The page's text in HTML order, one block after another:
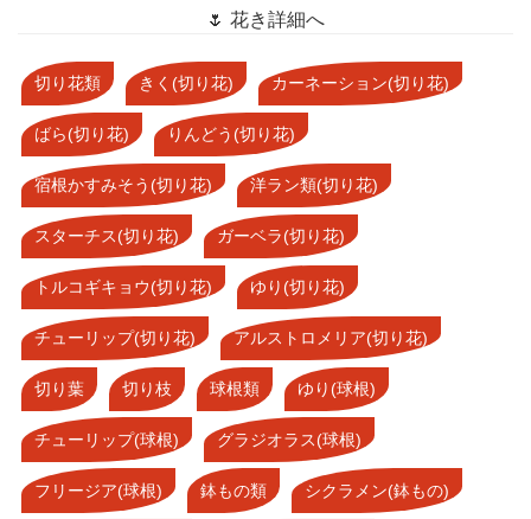
🌷 花き詳細へ
切り花類 きく(切り花) カーネーション(切り花)
ばら(切り花) りんどう(切り花)
宿根かすみそう(切り花) 洋ラン類(切り花)
スターチス(切り花) ガーベラ(切り花)
トルコギキョウ(切り花) ゆり(切り花)
チューリップ(切り花) アルストロメリア(切り花)
切り葉 切り枝 球根類 ゆり(球根)
チューリップ(球根) グラジオラス(球根)
フリージア(球根) 鉢もの類 シクラメン(鉢もの)